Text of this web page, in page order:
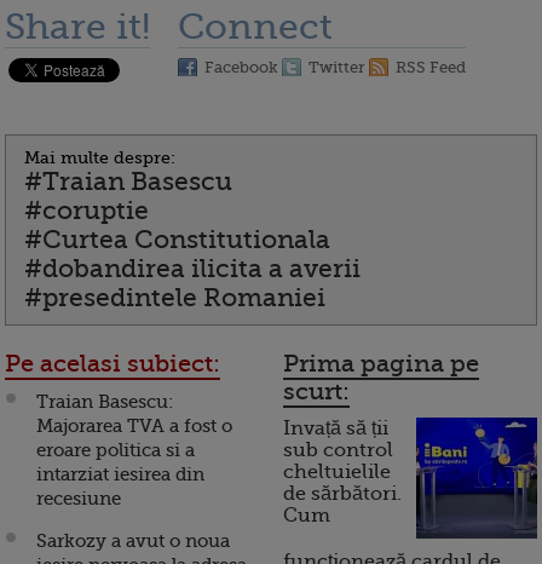
Share it! Connect
Facebook Twitter RSS Feed
Mai multe despre:
#Traian Basescu
#coruptie
#Curtea Constitutionala
#dobandirea ilicita a averii
#presedintele Romaniei
Pe acelasi subiect:
Traian Basescu:
Majorarea TVA a fost o
eroare politica si a
intarziat iesirea din
recesiune
Sarkozy a avut o noua
Prima pagina pe
scurt:
Invață să ții
sub control
cheltuielile
de sărbători.
Cum